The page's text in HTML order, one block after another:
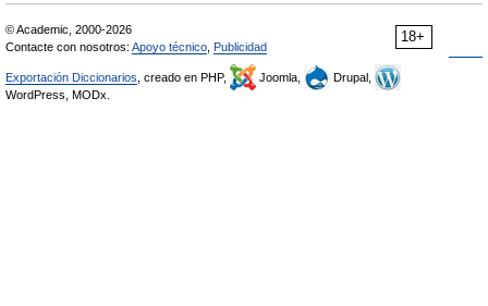
18+
© Academic, 2000-2026
Contacte con nosotros: Apoyo técnico Publicidad
Exportación Diccionarios , creado en PHP, Joomla,
Drupal,
WordPress, MODx.